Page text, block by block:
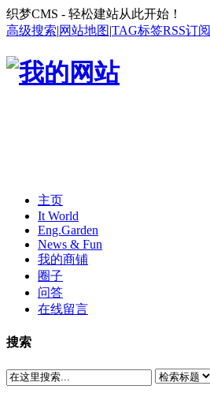
织梦CMS - 轻松建站从此开始！
高级搜索|网站地图|TAG标签RSS订阅
主页
It World
Eng.Garden
News & Fun
我的商铺
圈子
问答
在线留言
搜索